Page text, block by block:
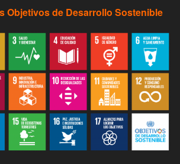
Objetivos de Desarrollo Sostenible